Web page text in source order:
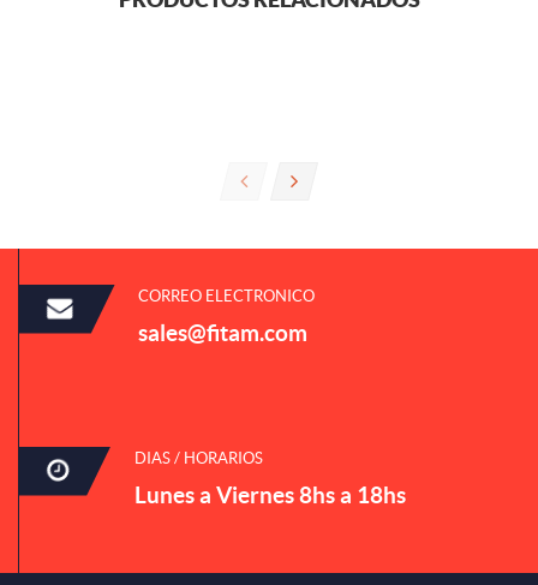
CORREO ELECTRONICO
sales@fitam.com
DIAS / HORARIOS
Lunes a Viernes 8hs a 18hs